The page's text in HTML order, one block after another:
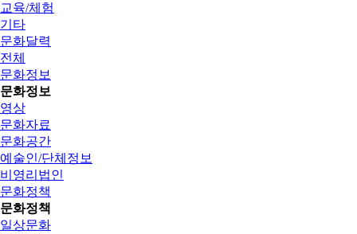
교육/체험
기타
문화달력
전체
문화정보
문화정보
영상
문화자료
문화공간
예술인/단체정보
비영리법인
문화정책
문화정책
일상문화